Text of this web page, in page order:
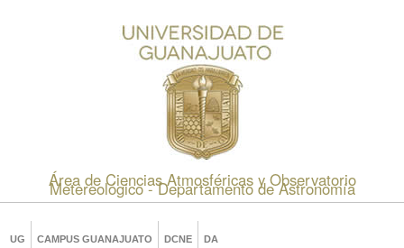
Área de Ciencias Atmosféricas y Observatorio
Metereológico - Departamento de Astronomía
UG CAMPUS GUANAJUATO DCNE DA